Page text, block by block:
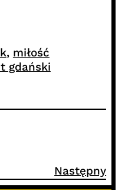
, miłość
gdański
Następny